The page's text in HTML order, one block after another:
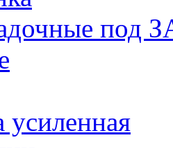
под
усиленная